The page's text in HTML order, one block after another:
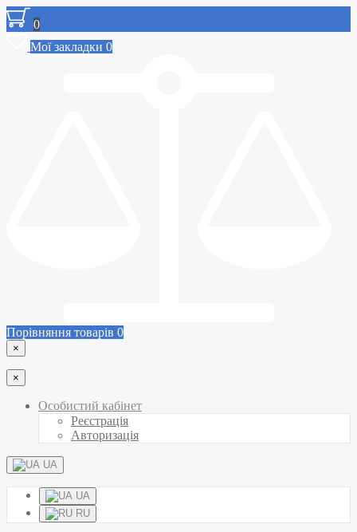
0
Мої закладки 0
Порівняння товарів 0
×
×
Особистий кабінет
Реєстрація
Авторизація
UA
UA
RU